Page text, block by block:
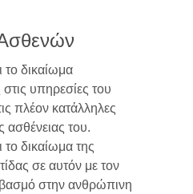
το δικαίωμα
υπηρεσίες του
πλέον κατάλληλες
ασθένειας του.
δικαίωμα της
σε αυτόν με τον
στην ανθρώπινη